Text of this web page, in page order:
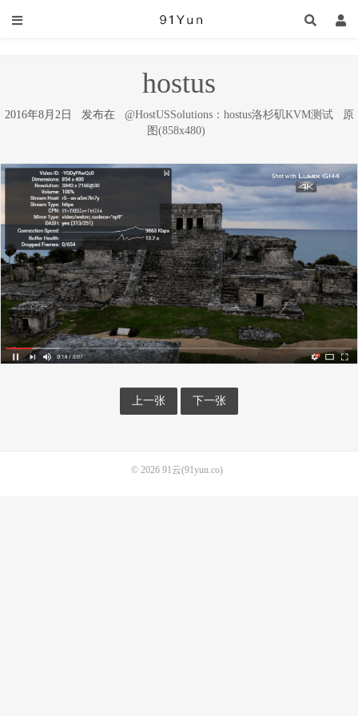
hostus
2016年8月2日 发布在 @HostUSSolutions：hostus洛杉矶KVM测试
原
图(858x480)
上一张 下一张
© 2026 91云(91yun.co)